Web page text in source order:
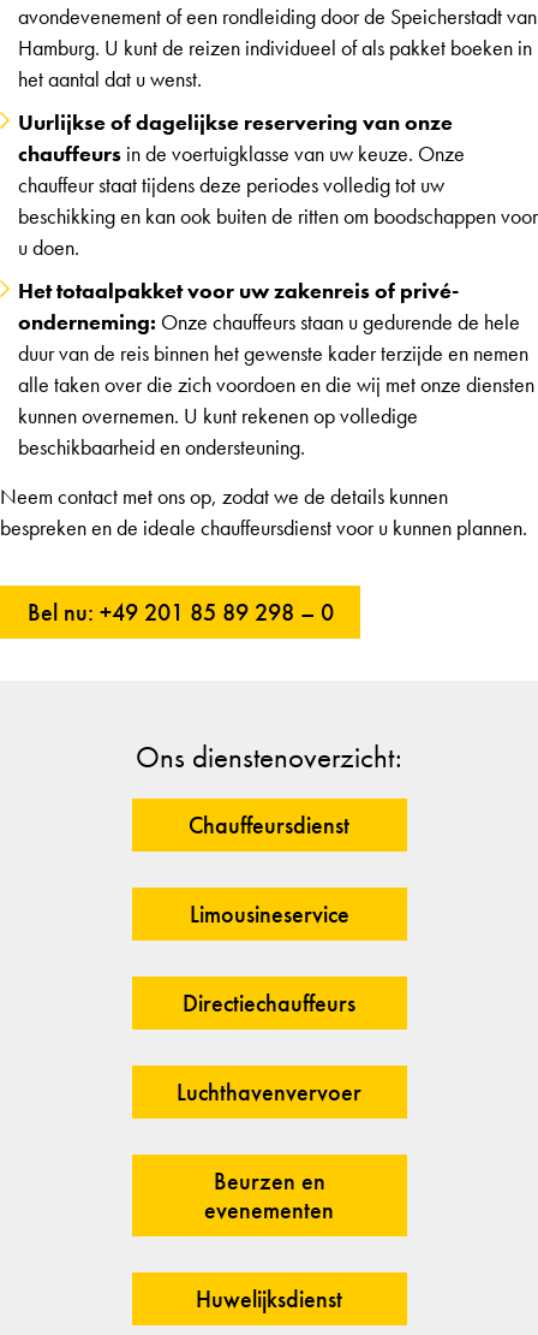
avondevenement of een rondleiding door de Speicherstadt van
Hamburg. U kunt de reizen individueel of als pakket boeken in
het aantal dat u wenst.
Uurlijkse of dagelijkse reservering van onze
chauffeurs in de voertuigklasse van uw keuze. Onze
chauffeur staat tijdens deze periodes volledig tot uw
beschikking en kan ook buiten de ritten om boodschappen voor
u doen.
Het totaalpakket voor uw zakenreis of privé-
onderneming: Onze chauffeurs staan u gedurende de hele
duur van de reis binnen het gewenste kader terzijde en nemen
alle taken over die zich voordoen en die wij met onze diensten
kunnen overnemen. U kunt rekenen op volledige
beschikbaarheid en ondersteuning.
Neem contact met ons op, zodat we de details kunnen
bespreken en de ideale chauffeursdienst voor u kunnen plannen.
Bel nu: +49 201 85 89 298 – 0
Ons dienstenoverzicht:
Chauffeursdienst
Limousineservice
Directiechauffeurs
Luchthavenvervoer
Beurzen en
evenementen
Huwelijksdienst